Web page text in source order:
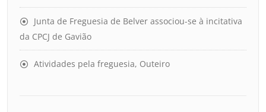
Junta de Freguesia de Belver associou-se à incitativa
da CPCJ de Gavião
Atividades pela freguesia, Outeiro